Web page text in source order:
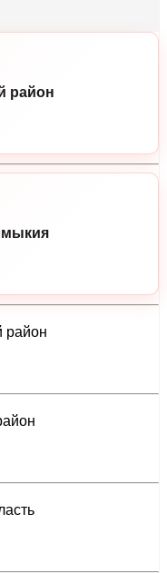
район
район